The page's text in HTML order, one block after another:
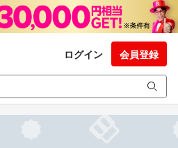
ログイン 会員登録